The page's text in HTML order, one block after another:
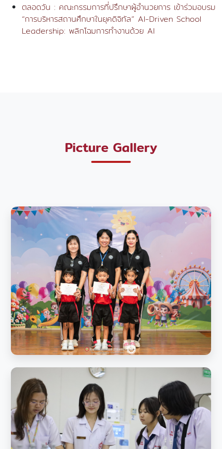
ตลอดวัน : คณะกรรมการที่ปรึกษาผู้อำนวยการ เข้าร่วมอบรม
“การบริหารสถานศึกษาในยุคดิจิทัล” AI-Driven School
Leadership: พลิกโฉมการทำงานด้วย AI
Picture Gallery